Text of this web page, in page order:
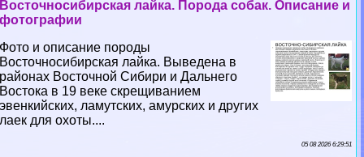
Восточносибирская лайка. Порода собак. Описание и
фотографии
Фото и описание породы
Восточносибирская лайка. Выведена в
районах Восточной Сибири и Дальнего
Востока в 19 веке скрещиванием
эвенкийских, ламутских, амурских и других
лаек для охоты....
05 08 2026 6:29:51